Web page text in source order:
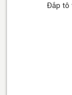
Đắp tô